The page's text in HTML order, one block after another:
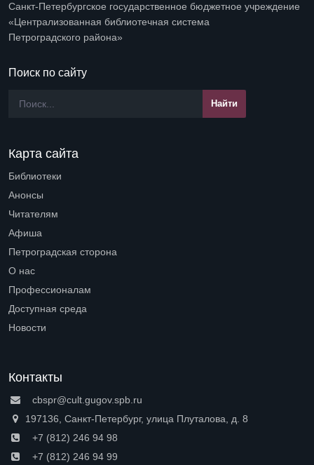
Санкт-Петербургское государственное бюджетное учреждение
«Централизованная библиотечная система
Петроградского района»
Поиск по сайту
Карта сайта
Библиотеки
Анонсы
Читателям
Афиша
Петроградская сторона
О нас
Профессионалам
Доступная среда
Новости
Контакты
cbspr@cult.gugov.spb.ru
197136, Санкт-Петербург, улица Плуталова, д. 8
+7 (812) 246 94 98
+7 (812) 246 94 99